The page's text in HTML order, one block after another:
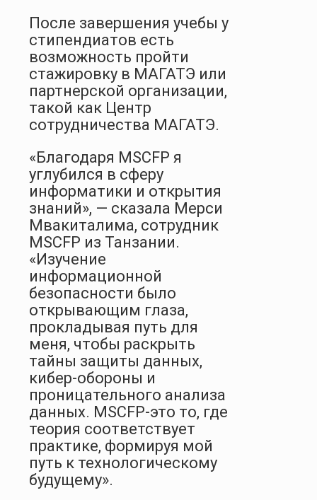
После завершения учебы у
стипендиатов есть
возможность пройти
стажировку в МАГАТЭ или
партнерской организации,
такой как Центр
сотрудничества МАГАТЭ.
«Благодаря MSCFP я
углубился в сферу
информатики и открытия
знаний», — сказала Мерси
Мвакиталима, сотрудник
MSCFP из Танзании.
«Изучение
информационной
безопасности было
открывающим глаза,
прокладывая путь для
меня, чтобы раскрыть
тайны защиты данных,
кибер-обороны и
проницательного анализа
данных. MSCFP-это то, где
теория соответствует
практике, формируя мой
путь к технологическому
будущему».